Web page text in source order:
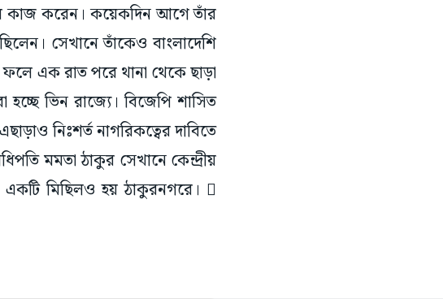
কাজ করেন। কয়েকদিন আগে তাঁর
সেখানে তাঁকেও বাংলাদেশি
এক রাত পরে থানা থেকে ছাড়া
ভিন রাজ্যে। বিজেপি শাসিত
নিঃশর্ত নাগরিকত্বের দাবিতে
মমতা ঠাকুর সেখানে কেন্দ্রীয়
মিছিলও হয় ঠাকুরনগরে। 